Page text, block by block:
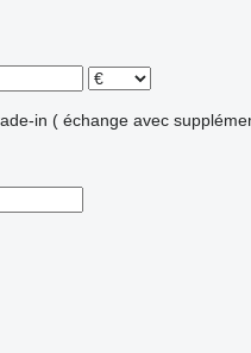
in ( échange avec